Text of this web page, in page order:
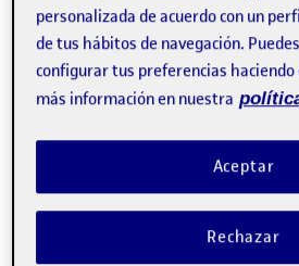
11 Noviembre,
Publicado por
Genuvi del Rosario Cortecero
Fecha de publicación
11 noviembre,
-6 comentarios
Mi video 4 Chicos, les adjunto un
de mi proceso del PEC3, había realizado
música, audio y su explicación, pero
puede subir al folio, ni al foro, ni a l
personalizada de acuerdo con un
de tus hábitos de navegación.
configurar tus preferencias
más información en nuestra
Rechazar
Aceptar